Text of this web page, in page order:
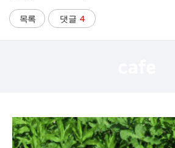
자
시
간
수
목록 댓글 4